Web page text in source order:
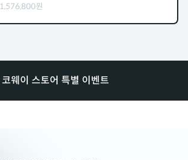
1,576,800원
코웨이 스토어 특별 이벤트